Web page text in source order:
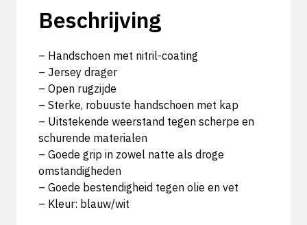
Beschrijving
– Handschoen met nitril-coating
– Jersey drager
– Open rugzijde
– Sterke, robuuste handschoen met kap
– Uitstekende weerstand tegen scherpe en
schurende materialen
– Goede grip in zowel natte als droge
omstandigheden
– Goede bestendigheid tegen olie en vet
– Kleur: blauw/wit